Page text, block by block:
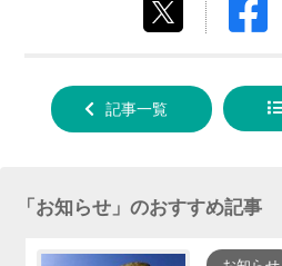
する
記事一覧
「お知らせ 」のおすすめ記事